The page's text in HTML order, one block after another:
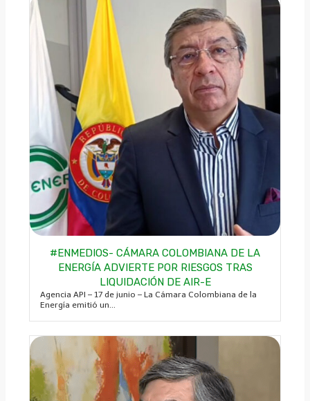
#ENMEDIOS- CÁMARA COLOMBIANA DE LA
ENERGÍA ADVIERTE POR RIESGOS TRAS
LIQUIDACIÓN DE AIR-E
Agencia API – 17 de junio – La Cámara Colombiana de la
Energía emitió un...